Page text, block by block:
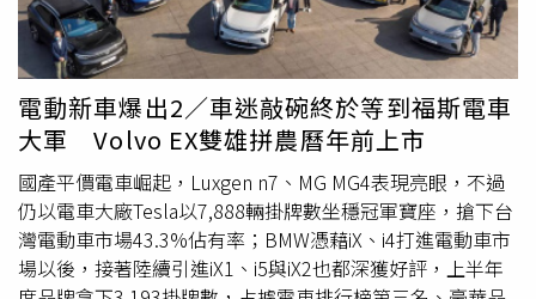
對？Francesco Scardaoni則表示，「到2024年底，全系列
會實現電氣化，而到2028年依然會致力於純電車的發
展。」預計今年第4季將帶來「小牛」Huracan後繼車款插
電式油電車型，並與Urus SE同採4.0升V8雙渦輪增壓引擎為
基礎的油電混合動力。隨著Urus SE正式發表，作為
Lamborghini Direzione Cor Tauri品牌電氣化之路第二階段
的里程碑，Lamborghini首部V12混和動力超級跑車
Revuelto以及首輛混合動力Super SUV Urus SE將於19日至
21日在台北101水舞廣場限時快閃亮相。
創高峰。」看好電動車在國內的發展，不論平價或豪華品牌
都陸續導入純電車款 ，帶來更多元的選擇，本刊則以亞洲車
廠、歐洲車廠做區分，揭曉下半年將引進的電動車款。
Nissan Ariya上市時程：7月25日預售價格：169.9、189.9萬
元Nissan Ariya在2023年底台北車展亮相後，獲得許多關
注。裕日車（2227）日前正式宣布，全新Nissan Ariya正式
展開線上預購，預計導入標準版與增程版，預售價格分別為
169.9萬元、189.9萬元，配額200台。裕日車指出，Ariya以
全新純電模組化平台CMF-EV打造，並以累積77年的純電技
術和超過25年的電池研發製造經驗，打造出9重安全電池防
電動新車爆出2／車迷敲碗終於等到福斯電車
大軍 Volvo EX雙雄拼農曆年前上市
國產平價電車崛起，Luxgen n7、MG MG4表現亮眼，不過
仍以電車大廠Tesla以7,888輛掛牌數坐穩冠軍寶座，搶下台
灣電動車市場43.3%佔有率；BMW憑藉iX、i4打進電動車市
場以後，接著陸續引進iX1、i5與iX2也都深獲好評，上半年